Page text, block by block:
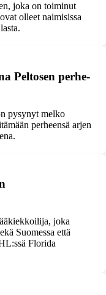
joka on toiminut
olleet naimisissa
Peltosen perhe-
pysynyt melko
perheensä arjen
joka
Suomessa että
Florida